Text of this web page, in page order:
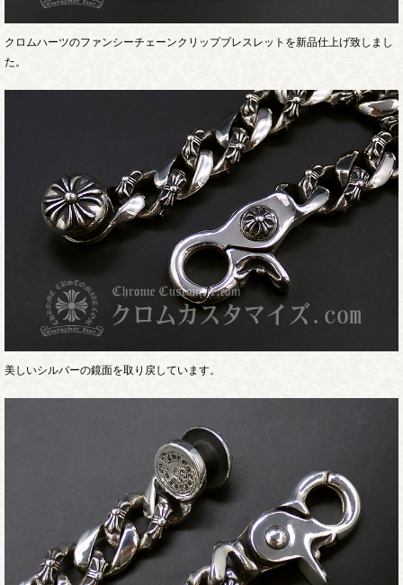
クロムハーツのファンシーチェーンクリップブレスレットを新品仕上げ致しまし
た。
美しいシルバーの鏡面を取り戻しています。